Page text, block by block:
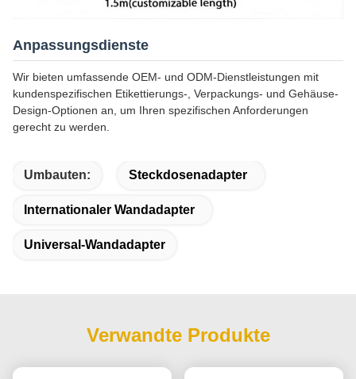
Anpassungsdienste
Wir bieten umfassende OEM- und ODM-Dienstleistungen mit
kundenspezifischen Etikettierungs-, Verpackungs- und Gehäuse-
Design-Optionen an, um Ihren spezifischen Anforderungen
gerecht zu werden.
Umbauten: Steckdosenadapter
Internationaler Wandadapter
Universal-Wandadapter
Verwandte Produkte